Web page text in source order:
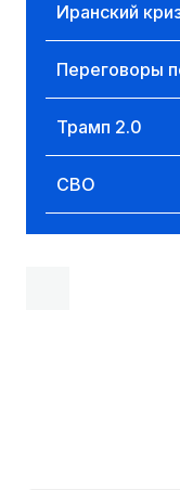
Иранский
Переговоры
Трамп 2.0
СВО